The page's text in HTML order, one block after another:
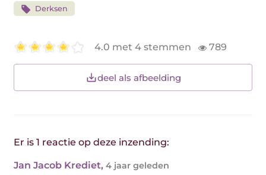
Derksen
4.0 met 4 stemmen 789
deel als afbeelding
Er is 1 reactie op deze inzending:
Jan Jacob Krediet, 4 jaar geleden